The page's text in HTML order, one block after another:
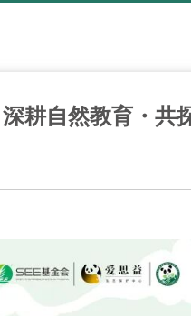
深耕自然教育・共